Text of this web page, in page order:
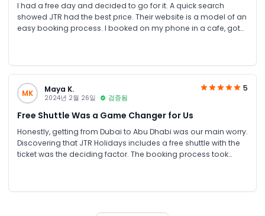
I had a free day and decided to go for it. A quick search
showed JTR had the best price. Their website is a model of an
easy booking process. I booked on my phone in a cafe, got
MK Maya K.
2024년 2월 26일 검증됨
5
Free Shuttle Was a Game Changer for Us
Honestly, getting from Dubai to Abu Dhabi was our main worry.
Discovering that JTR Holidays includes a free shuttle with the
ticket was the deciding factor. The booking process took